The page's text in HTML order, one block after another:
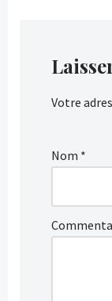
Votre
Nom *